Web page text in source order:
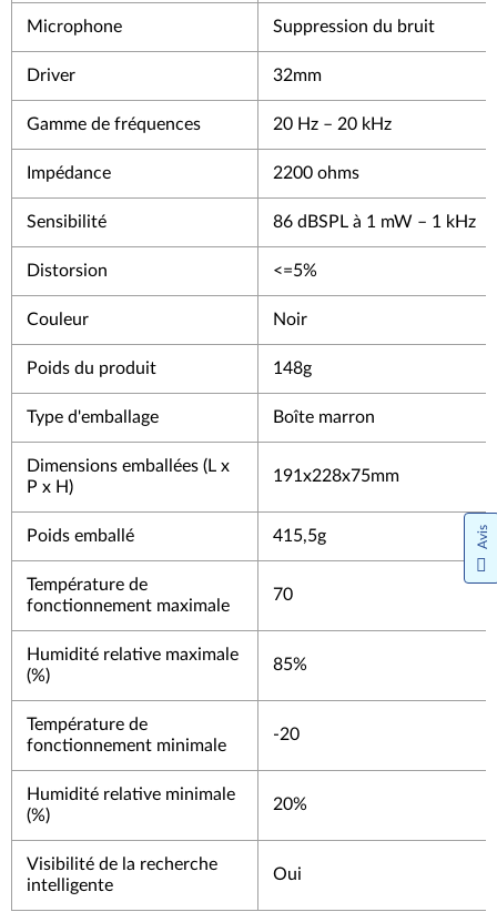
Microphone Suppression du bruit
Driver 32mm
Gamme de fréquences 20 Hz – 20 kHz
Impédance 2200 ohms
Sensibilité 86 dBSPL à 1 mW – 1 kHz
Distorsion <=5%
Couleur Noir
Poids du produit 148g
Type d'emballage Boîte marron
Dimensions emballées (L x
P x H)
191x228x75mm
Poids emballé 415,5g
Température de
fonctionnement maximale
70
Humidité relative maximale
(%)
85%
Température de
fonctionnement minimale
-20
Humidité relative minimale
(%)
20%
Visibilité de la recherche
intelligente
Oui
Avis